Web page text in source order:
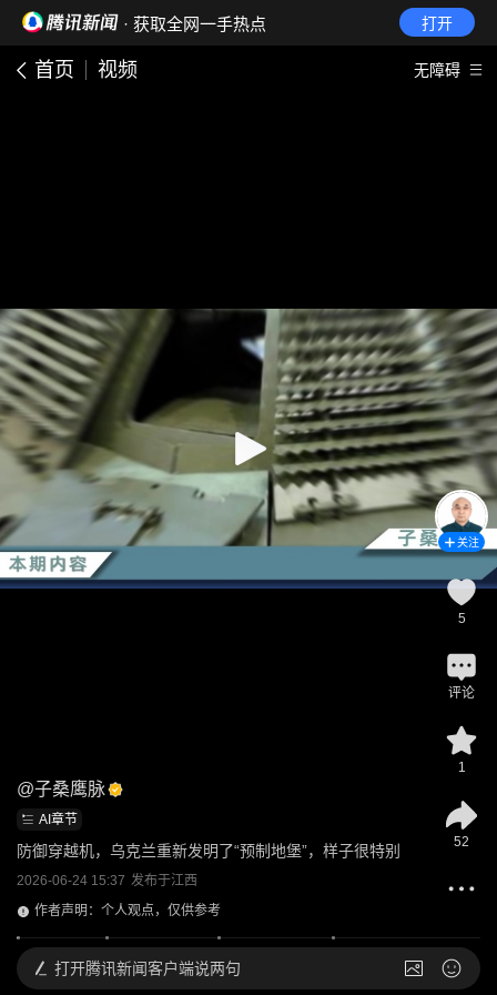
· 获取全网一手热点 打开
首页 视频 无障碍
@子桑鹰脉
AI章节
防御穿越机，乌克兰重新发明了“预制地堡”，样子很特别
2026-06-24 15:37 发布于江西
作者声明：个人观点，仅供参考
关注
5
评论
1
52
打开腾讯新闻客户端说两句